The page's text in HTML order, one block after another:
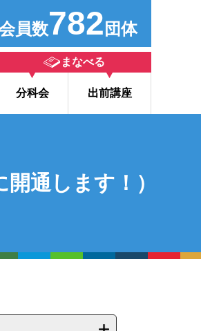
員数782 団体
まなべる
分科会 出前講座
通します！）